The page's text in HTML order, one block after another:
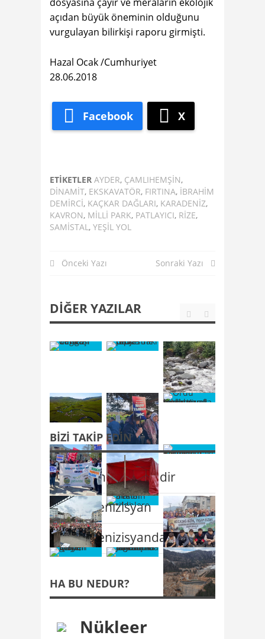
açıdan büyük öneminin olduğunu
vurgulayan bilirkişi raporu girmişti.
Hazal Ocak /Cumhuriyet
28.06.2018
Facebook X
ETIKETLER AYDER, ÇAMLIHEMŞIN,
DINAMIT, EKSKAVATÖR, FIRTINA, İBRAHIM
DEMIRCI, KAÇKAR DAĞLARI, KARADENİZ,
KAVRON, MILLI PARK, PATLAYICI, RIZE,
SAMISTAL, YEŞIL YOL
Önceki Yazı Sonraki Yazı
DIĞER YAZILAR
BIZI TAKIP EDIN
/karadenizisyandadir
@karadenizisyan
@karadenizisyandadir
HA BU NEDUR?
Nükleer